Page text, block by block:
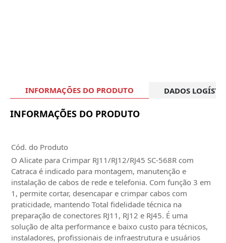
INFORMAÇÕES DO PRODUTO DADOS
INFORMAÇÕES DO PRODUTO
Cód. do Produto
O Alicate para Crimpar RJ11/RJ12/RJ45 SC-568R com
Catraca é indicado para montagem, manutenção e
instalação de cabos de rede e telefonia. Com função 3 em
1, permite cortar, desencapar e crimpar cabos com
praticidade, mantendo Total fidelidade técnica na
preparação de conectores RJ11, RJ12 e RJ45. É uma
solução de alta performance e baixo custo para técnicos,
instaladores, profissionais de infraestrutura e usuários